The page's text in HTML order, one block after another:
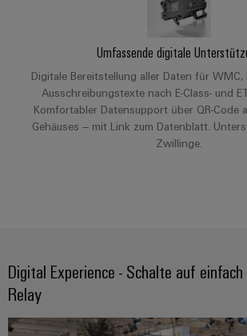
Umfassende digitale
Digitale Bereitstellung aller Daten für WMC,
Ausschreibungstexte nach E-Class- und
Komfortabler Datensupport über QR-Code
Gehäuses – mit Link zum Datenblatt.
Zwillinge.
Digital Experience - Schalte auf
Relay